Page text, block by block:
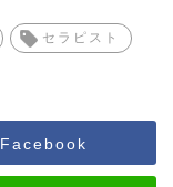
セラピスト
Facebook